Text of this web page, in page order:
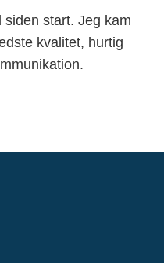
start. Jeg kam
kvalitet, hurtig